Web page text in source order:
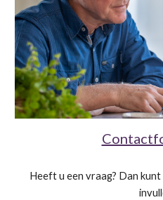
Heeft u een vraag? Dan